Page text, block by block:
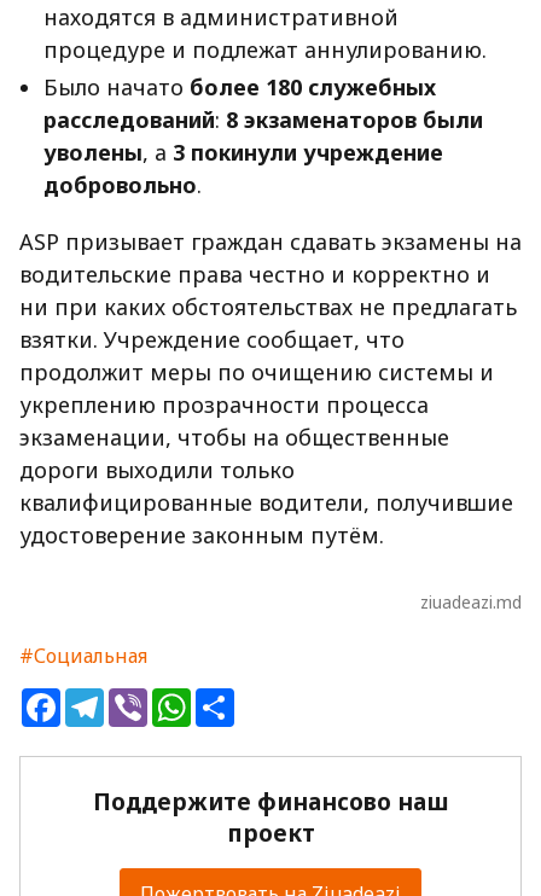
находятся в административной
процедуре и подлежат аннулированию.
Было начато более 180 служебных
расследований: 8 экзаменаторов были
уволены, а 3 покинули учреждение
добровольно.
ASP призывает граждан сдавать экзамены на
водительские права честно и корректно и
ни при каких обстоятельствах не предлагать
взятки. Учреждение сообщает, что
продолжит меры по очищению системы и
укреплению прозрачности процесса
экзаменации, чтобы на общественные
дороги выходили только
квалифицированные водители, получившие
удостоверение законным путём.
ziuadeazi.md
#Социальная
FacebookTelegram
ViberWhatsApp
Поддержите финансово наш
проект